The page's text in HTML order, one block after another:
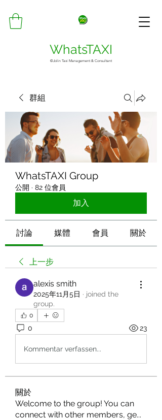
WhatsTAXI
©Jolin Taxi Management & Consultant
群組
WhatsTAXI Group
公開 · 82 位會員
加入
討論 媒體 會員 關於
上一步
alexis smith
2025年11月5日 · joined the
group.
0
0 23
Kommentar verfassen...
關於
Welcome to the group! You can
connect with other members, ge...